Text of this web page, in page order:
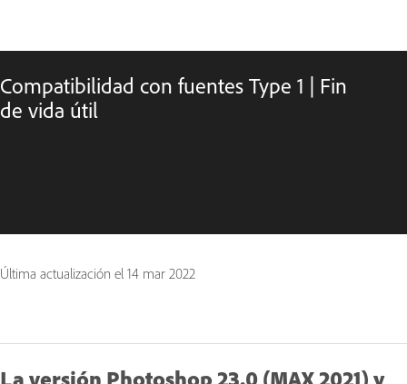
Compatibilidad con fuentes Type 1 | Fin
de vida útil
Última actualización el 14 mar 2022
La versión Photoshop 23.0 (MAX 2021) y